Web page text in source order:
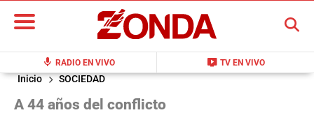
mic RADIO EN VIVO live_tv TV EN VIVO
BUSCAR
Inicio SOCIEDAD
A 44 años del conflicto